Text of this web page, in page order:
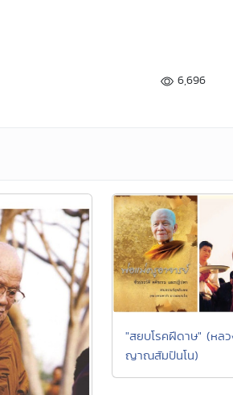
6,696
"สยบโรคฝีดาษ" (หล
ญาณสัมปันโน)